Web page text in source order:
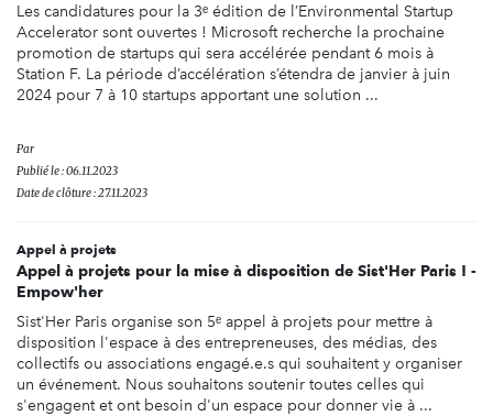
Les candidatures pour la 3ᵉ édition de l’Environmental Startup
Accelerator sont ouvertes ! Microsoft recherche la prochaine
promotion de startups qui sera accélérée pendant 6 mois à
Station F. La période d’accélération s’étendra de janvier à juin
2024 pour 7 à 10 startups apportant une solution ...
Par
Publié le : 06.11.2023
Date de clôture : 27.11.2023
Appel à projets
Appel à projets pour la mise à disposition de Sist'Her Paris ! -
Empow'her
Sist'Her Paris organise son 5ᵉ appel à projets pour mettre à
disposition l'espace à des entrepreneuses, des médias, des
collectifs ou associations engagé.e.s qui souhaitent y organiser
un événement. Nous souhaitons soutenir toutes celles qui
s'engagent et ont besoin d'un espace pour donner vie à ...